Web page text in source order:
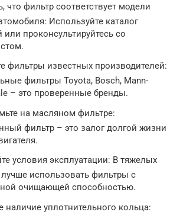
что фильтр соответствует модели
Используйте каталог
или проконсультируйтесь со
фильтры известных производителей:
фильтры Toyota, Bosch, Mann-
– это проверенные бренды.
на масляном фильтре:
фильтр – это залог долгой жизни
условия эксплуатации: В тяжелых
использовать фильтры с
очищающей способностью.
наличие уплотнительного кольца: